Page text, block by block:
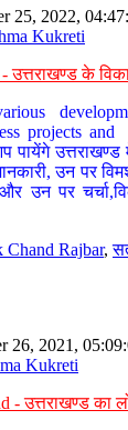
25, 2022,
Kukreti
उत्तराखण्ड के
projects
पायेंगे
उन पर
और उन पर
Chand Rajbar,
26, 2021,
Kukreti
- उत्तराखण्ड का